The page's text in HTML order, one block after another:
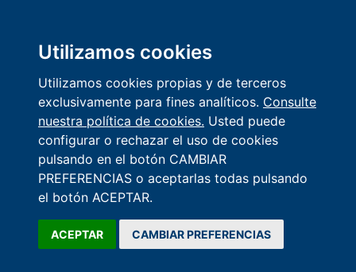
Utilizamos cookies
Utilizamos cookies propias y de terceros
exclusivamente para fines analíticos. Consulte
nuestra política de cookies. Usted puede
configurar o rechazar el uso de cookies
pulsando en el botón CAMBIAR
PREFERENCIAS o aceptarlas todas pulsando
el botón ACEPTAR.
ACEPTAR CAMBIAR PREFERENCIAS